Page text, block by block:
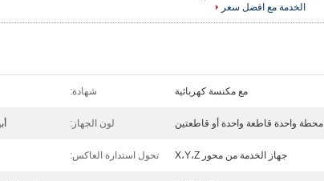
الخدمة مع افضل سعر
مع مكنسة كهربائية شهادة:
محطة واحدة قاطعة واحدة أو قاطعتين لون الجهاز:
جهاز الخدمة من محور X،Y،Z تحول استدارة العاكس: